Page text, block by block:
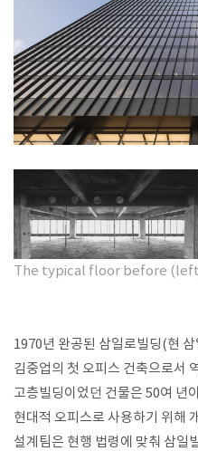
The typical floor before
1970년 완공된 삼일로빌딩(현
김중업의 첫 오피스 건축으로서
고층빌딩이었던 건물은 50여 년
현대적 오피스로 사용하기 위해
설계팀은 현행 법령에 맞춰 삼일